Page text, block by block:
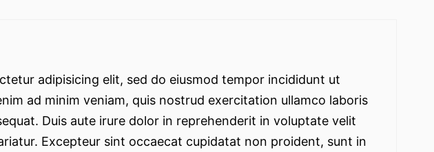
adipisicing elit, sed do eiusmod tempor incididunt ut
ad minim veniam, quis nostrud exercitation ullamco laboris
Duis aute irure dolor in reprehenderit in voluptate velit
Excepteur sint occaecat cupidatat non proident, sunt in